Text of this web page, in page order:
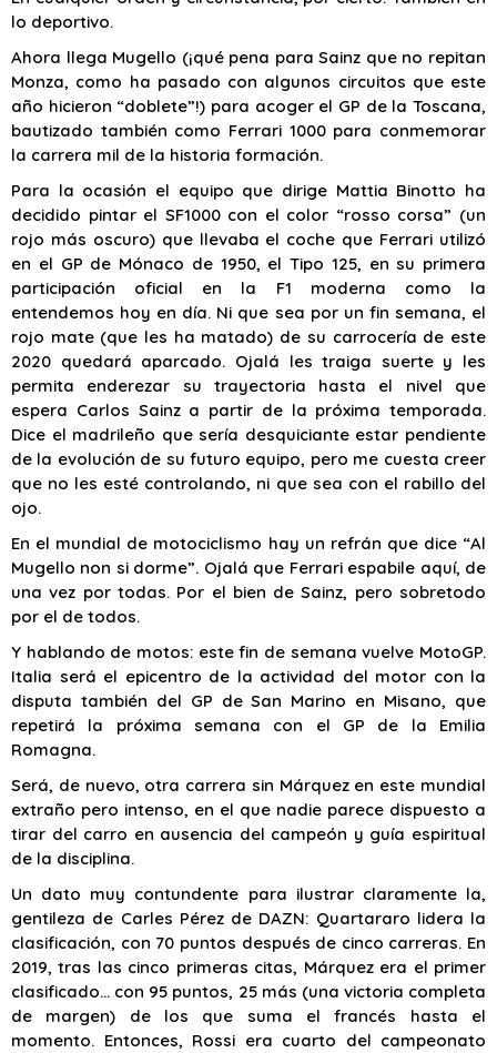
lo deportivo.
Ahora llega Mugello (¡qué pena para Sainz que no repitan
Monza, como ha pasado con algunos circuitos que este
año hicieron “doblete”!) para acoger el GP de la Toscana,
bautizado también como Ferrari 1000 para conmemorar
la carrera mil de la historia formación.
Para la ocasión el equipo que dirige Mattia Binotto ha
decidido pintar el SF1000 con el color “rosso corsa” (un
rojo más oscuro) que llevaba el coche que Ferrari utilizó
en el GP de Mónaco de 1950, el Tipo 125, en su primera
participación oficial en la F1 moderna como la
entendemos hoy en día. Ni que sea por un fin semana, el
rojo mate (que les ha matado) de su carrocería de este
2020 quedará aparcado. Ojalá les traiga suerte y les
permita enderezar su trayectoria hasta el nivel que
espera Carlos Sainz a partir de la próxima temporada.
Dice el madrileño que sería desquiciante estar pendiente
de la evolución de su futuro equipo, pero me cuesta creer
que no les esté controlando, ni que sea con el rabillo del
ojo.
En el mundial de motociclismo hay un refrán que dice “Al
Mugello non si dorme”. Ojalá que Ferrari espabile aquí, de
una vez por todas. Por el bien de Sainz, pero sobretodo
por el de todos.
Y hablando de motos: este fin de semana vuelve MotoGP.
Italia será el epicentro de la actividad del motor con la
disputa también del GP de San Marino en Misano, que
repetirá la próxima semana con el GP de la Emilia
Romagna.
Será, de nuevo, otra carrera sin Márquez en este mundial
extraño pero intenso, en el que nadie parece dispuesto a
tirar del carro en ausencia del campeón y guía espiritual
de la disciplina.
Un dato muy contundente para ilustrar claramente la,
gentileza de Carles Pérez de DAZN: Quartararo lidera la
clasificación, con 70 puntos después de cinco carreras. En
2019, tras las cinco primeras citas, Márquez era el primer
clasificado… con 95 puntos, 25 más (una victoria completa
de margen) de los que suma el francés hasta el
momento. Entonces, Rossi era cuarto del campeonato